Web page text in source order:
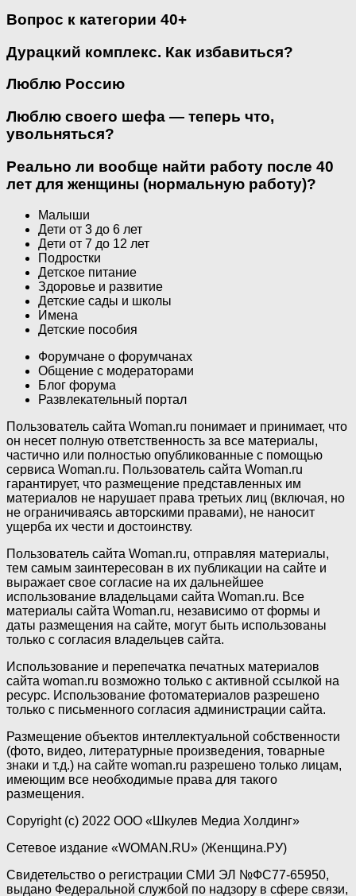
Вопрос к категории 40+
Дурацкий комплекс. Как избавиться?
Люблю Россию
Люблю своего шефа — теперь что,
увольняться?
Реально ли вообще найти работу после 40
лет для женщины (нормальную работу)?
Малыши
Дети от 3 до 6 лет
Дети от 7 до 12 лет
Подростки
Детское питание
Здоровье и развитие
Детские сады и школы
Имена
Детские пособия
Форумчане о форумчанах
Общение с модераторами
Блог форума
Развлекательный портал
Пользователь сайта Woman.ru понимает и принимает, что
он несет полную ответственность за все материалы,
частично или полностью опубликованные с помощью
сервиса Woman.ru. Пользователь сайта Woman.ru
гарантирует, что размещение представленных им
материалов не нарушает права третьих лиц (включая, но
не ограничиваясь авторскими правами), не наносит
ущерба их чести и достоинству.
Пользователь сайта Woman.ru, отправляя материалы,
тем самым заинтересован в их публикации на сайте и
выражает свое согласие на их дальнейшее
использование владельцами сайта Woman.ru. Все
материалы сайта Woman.ru, независимо от формы и
даты размещения на сайте, могут быть использованы
только с согласия владельцев сайта.
Использование и перепечатка печатных материалов
сайта woman.ru возможно только с активной ссылкой на
ресурс. Использование фотоматериалов разрешено
только с письменного согласия администрации сайта.
Размещение объектов интеллектуальной собственности
(фото, видео, литературные произведения, товарные
знаки и т.д.) на сайте woman.ru разрешено только лицам,
имеющим все необходимые права для такого
размещения.
Copyright (с) 2022 ООО «Шкулев Медиа Холдинг»
Сетевое издание «WOMAN.RU» (Женщина.РУ)
Свидетельство о регистрации СМИ ЭЛ №ФС77-65950,
выдано Федеральной службой по надзору в сфере связи,